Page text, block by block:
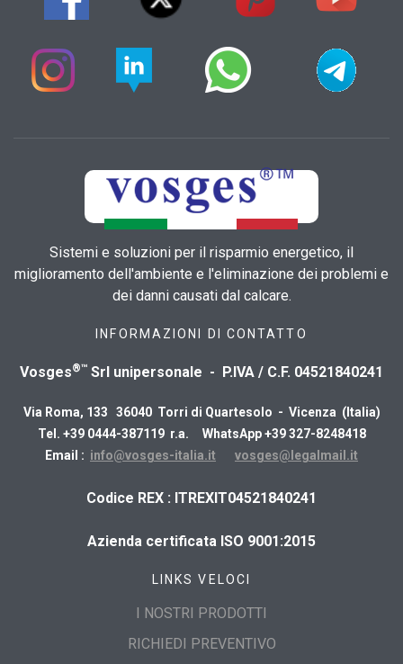
Sistemi e soluzioni per il risparmio energetico, il
miglioramento dell'ambiente e l'eliminazione dei problemi e
dei danni causati dal calcare.
INFORMAZIONI DI CONTATTO
Vosges®™ Srl unipersonale - P.IVA / C.F. 04521840241
Via Roma, 133 36040 Torri di Quartesolo - Vicenza (Italia)
Tel. +39 0444-387119 r.a. WhatsApp +39 327-8248418
Email : info@vosges-italia.it vosges@legalmail.it
​Codice REX : ITREXIT04521840241
Azienda certificata ISO 9001:2015
LINKS VELOCI
I NOSTRI PRODOTTI
RICHIEDI PREVENTIVO